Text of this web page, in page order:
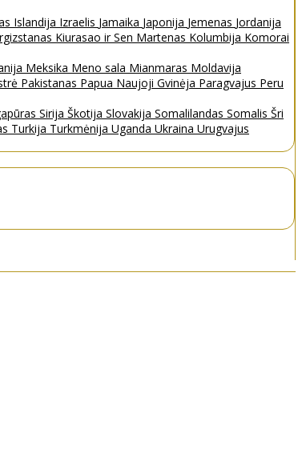
Islandija Izraelis Jamaika Japonija Jemenas Jordanija
Kiurasao ir Sen Martenas Kolumbija Komorai
Meksika Meno sala Mianmaras Moldavija
Pakistanas Papua Naujoji Gvinėja Paragvajus Peru
Sirija Škotija Slovakija Somalilandas Somalis Šri
Turkija Turkmėnija Uganda Ukraina Urugvajus